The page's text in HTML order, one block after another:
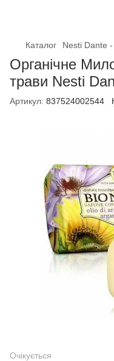
Каталог Nesti Dante
Органічне
трави Nesti
Артикул: 837524002544
Очікується